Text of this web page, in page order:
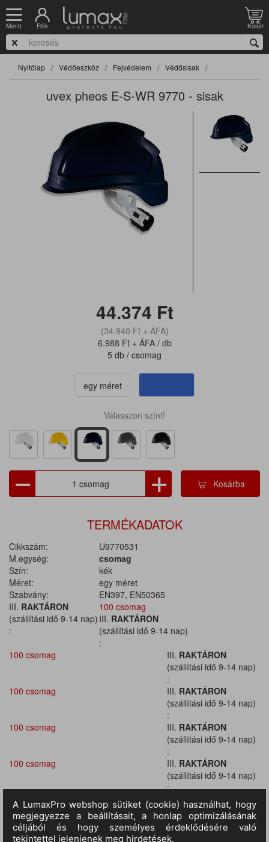
Menü Fiók Kosár
Nyitólap Védőeszköz Fejvédelem Védősisak
uvex pheos E-S-WR 9770 - sisak
44.374 Ft
(34.940 Ft+ ÁFA)
6.988 Ft+ ÁFA / db
5 db / csomag
egy méret
Válasszon színt!
Kosárba
TERMÉKADATOK
Cikkszám:
U9770531
M.egység:
csomag
Szín:
kék
Méret:
egy méret
Szabvány:
EN397, EN50365
III. RAKTÁRON
(szállítási idő 9-14 nap)
:
100 csomag
III. RAKTÁRON
(szállítási idő 9-14 nap)
:
100 csomag
III. RAKTÁRON
(szállítási idő 9-14 nap)
:
100 csomag
III. RAKTÁRON
(szállítási idő 9-14 nap)
:
100 csomag
III. RAKTÁRON
(szállítási idő 9-14 nap)
:
100 csomag
III. RAKTÁRON
(szállítási idő 9-14 nap)
:
100 csomag
III. RAKTÁRON
(szállítási idő 9-14 nap)
:
100 csomag
III.